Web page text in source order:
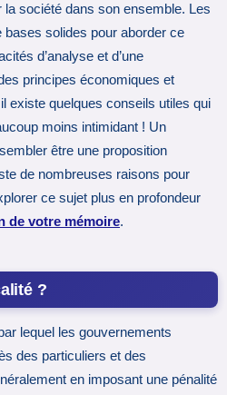
société dans son ensemble. Les
solides pour aborder ce
d’analyse et d’une
principes économiques et
existe quelques conseils utiles qui
moins intimidant ! Un
être une proposition
de nombreuses raisons pour
ce sujet plus en profondeur
de votre mémoire.
?
lequel les gouvernements
des particuliers et des
en imposant une pénalité